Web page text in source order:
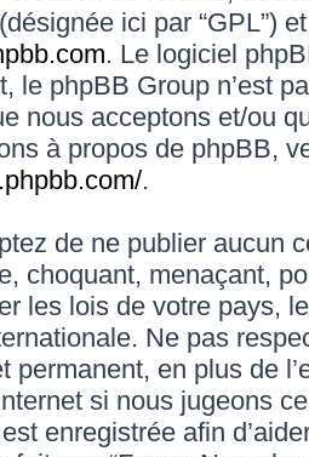
ici par “GPL”)
. Le logiciel
le phpBB Group n’est
nous acceptons et/ou
à propos de phpBB,
.
de ne publier aucun
choquant, menaçant,
les lois de votre pays,
Ne pas
permanent, en plus de
si nous jugeons
enregistrée afin